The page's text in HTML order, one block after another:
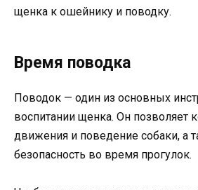
щенка к ошейнику и поводку.
Время поводка
Поводок — один из основных
воспитании щенка. Он позволяет
движения и поведение собаки, а
безопасность во время прогулок.